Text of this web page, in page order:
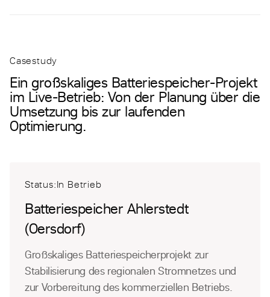
Casestudy
Ein großskaliges Batteriespeicher-Projekt
im Live-Betrieb: Von der Planung über die
Umsetzung bis zur laufenden
Optimierung.
Status:In Betrieb
Batteriespeicher Ahlerstedt
(Oersdorf)
Großskaliges Batteriespeicherprojekt zur
Stabilisierung des regionalen Stromnetzes und
zur Vorbereitung des kommerziellen Betriebs.